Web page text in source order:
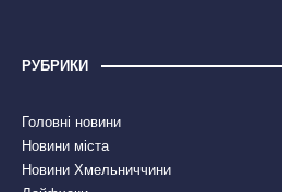
РУБРИКИ
Головні новини
Новини міста
Новини Хмельниччини